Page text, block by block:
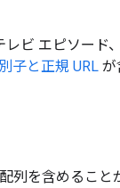
ビ エピソード
子と正規 URL が
列を含めること